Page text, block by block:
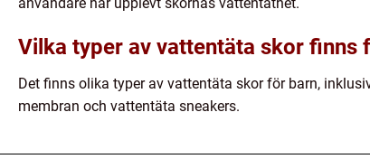
Vilka typer av vattentäta skor finns
Det finns olika typer av vattentäta skor för barn,
membran och vattentäta sneakers.